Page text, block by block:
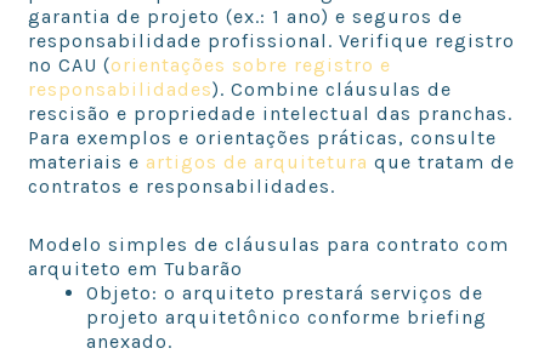
garantia de projeto (ex.: 1 ano) e seguros de
responsabilidade profissional. Verifique registro
no CAU (orientações sobre registro e
responsabilidades). Combine cláusulas de
rescisão e propriedade intelectual das pranchas.
Para exemplos e orientações práticas, consulte
materiais e artigos de arquitetura que tratam de
contratos e responsabilidades.
Modelo simples de cláusulas para contrato com
arquiteto em Tubarão
Objeto: o arquiteto prestará serviços de
projeto arquitetônico conforme briefing
anexado.